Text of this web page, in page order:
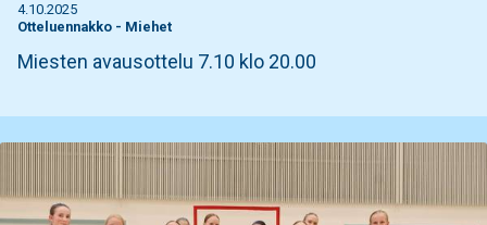
4.10.2025
Otteluennakko - Miehet
Miesten avausottelu 7.10 klo 20.00